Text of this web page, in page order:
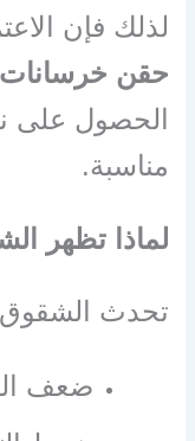
لذلك فإن
حقن خرسانات
الحصول على
مناسبة.
لماذا تظهر
تحدث الشقوق
ضعف